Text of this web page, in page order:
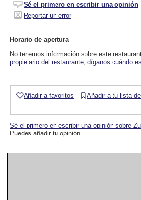
Sé el primero en escribir una opinión
Reportar un error
Horario de apertura
No tenemos información sobre este
propietario del restaurante, díganos cuándo
Añadir a favoritos Añadir a tu lista
Sé el primero en escribir una opinión sobre
Puedes añadir tu opinión